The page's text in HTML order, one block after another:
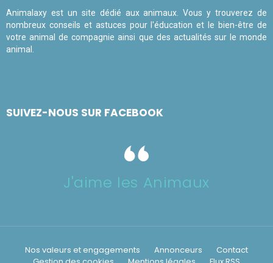
Animalaxy est un site dédié aux animaux. Vous y trouverez de
nombreux conseils et astuces pour l'éducation et le bien-être de
votre animal de compagnie ainsi que des actualités sur le monde
animal.
SUIVEZ-NOUS SUR FACEBOOK
J'aime les Animaux
Nos valeurs et engagements Annonceurs
Contact